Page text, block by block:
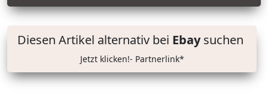
Diesen Artikel alternativ bei Ebaysuchen
Jetzt klicken!- Partnerlink*